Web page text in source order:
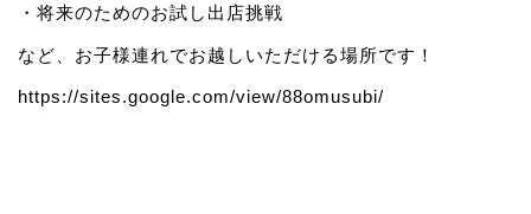
・将来のためのお試し出店挑戦
など、お子様連れでお越しいただける場所です！
https://sites.google.com/view/88omusubi/